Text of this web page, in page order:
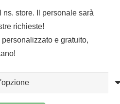
ns. store. Il personale sarà
richieste!
e gratuito,